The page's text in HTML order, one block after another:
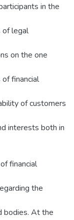
in the
of legal
on the one
financial
of customers
interests both in
financial
the
bodies. At the